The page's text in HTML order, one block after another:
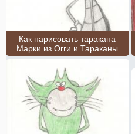
Как нарисовать таракана
Марки из Огги и Тараканы